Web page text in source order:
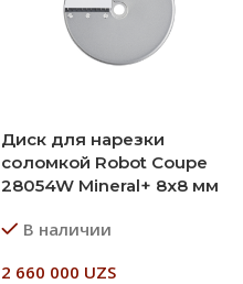
Диск для нарезки
соломкой Robot Coupe
28054W Mineral+ 8х8 мм
В наличии
2 660 000 UZS